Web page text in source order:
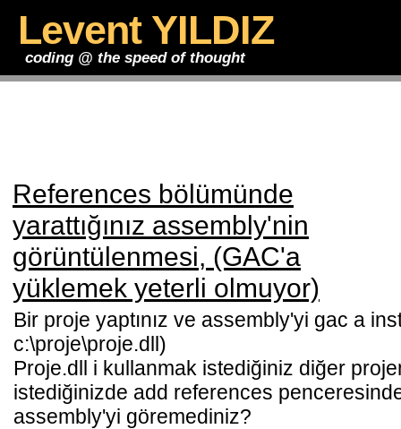
Levent YILDIZ
coding @ the speed of thought
References bölümünde
yarattığınız assembly'nin
görüntülenmesi, (GAC'a
yüklemek yeterli olmuyor)
Bir proje yaptınız ve assembly'yi gac a
c:\proje\proje.dll)
Proje.dll i kullanmak istediğiniz diğer
istediğinizde add references penceresinde
assembly'yi göremediniz?